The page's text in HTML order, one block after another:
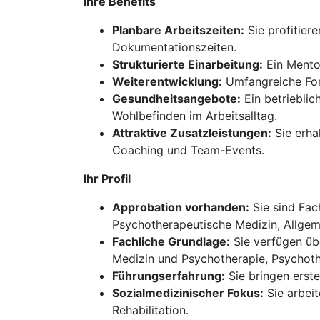
Planbare Arbeitszeiten: Sie
Dokumentationszeiten.
Strukturierte Einarbeitung: Ein
Weiterentwicklung: Umfangreiche
Gesundheitsangebote: Ein
Wohlbefinden im Arbeitsalltag.
Attraktive Zusatzleistungen: Sie
Coaching und Team-Events.
Ihr Profil
Approbation vorhanden: Sie sind
Psychotherapeutische Medizin,
Fachliche Grundlage: Sie verfügen
Medizin und Psychotherapie,
Führungserfahrung: Sie bringen
Sozialmedizinischer Fokus: Sie
Rehabilitation.